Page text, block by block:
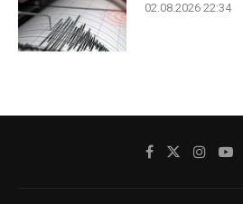
02.08.2026 22:34